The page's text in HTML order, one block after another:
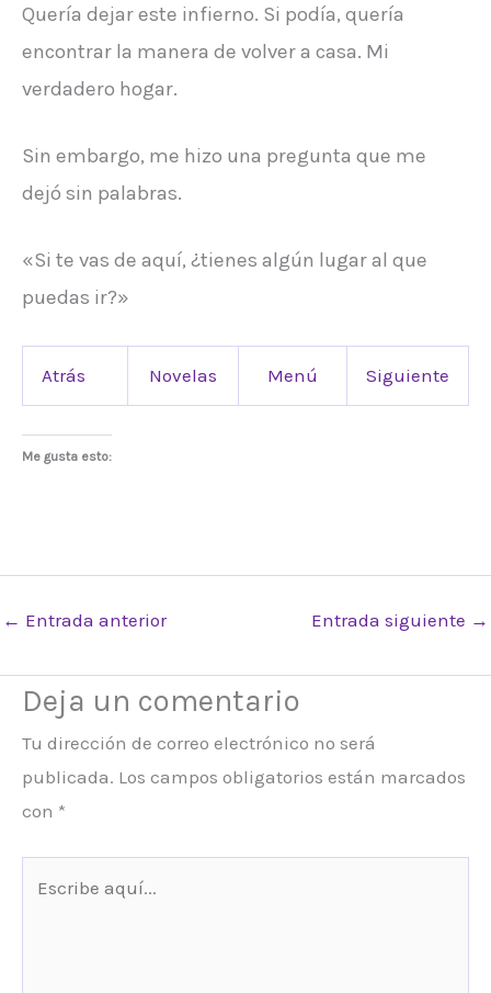
Quería dejar este infierno. Si podía, quería
encontrar la manera de volver a casa. Mi
verdadero hogar.
Sin embargo, me hizo una pregunta que me
dejó sin palabras.
«Si te vas de aquí, ¿tienes algún lugar al que
puedas ir?»
Atrás Novelas Menú Siguiente
Me gusta esto:
← Entrada anterior Entrada siguiente →
Deja un comentario
Tu dirección de correo electrónico no será
publicada. Los campos obligatorios están marcados
con *